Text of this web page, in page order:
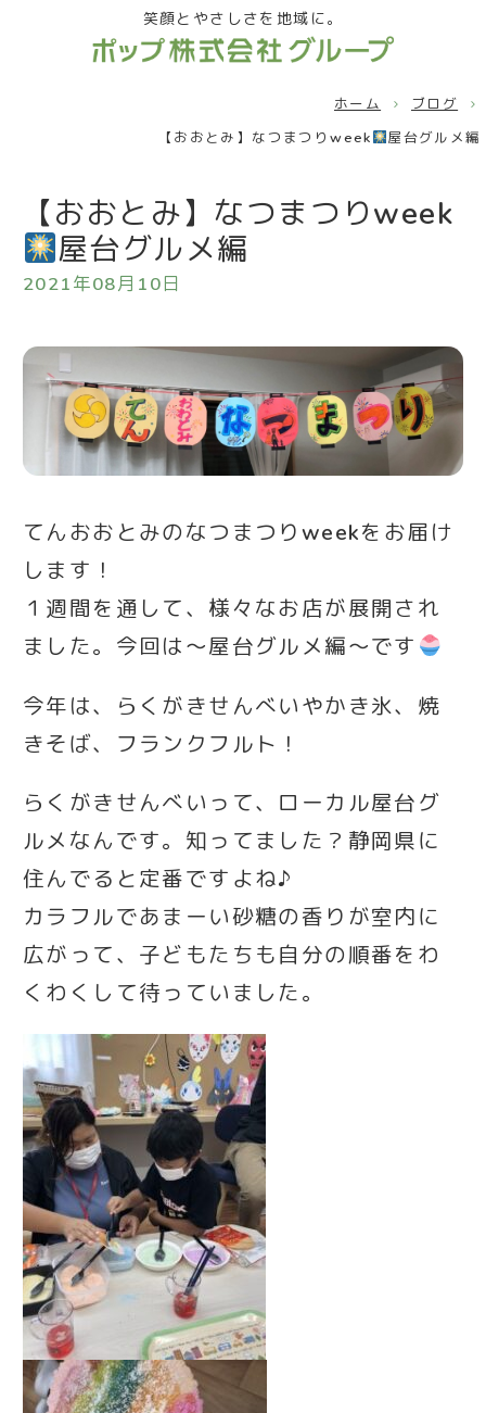
笑顔とやさしさを地域に。
ホーム
ブログ
【おおとみ】なつまつりweek
屋台グルメ編
【おおとみ】なつまつりweek
屋台グルメ編
2021年08月10日
てんおおとみのなつまつりweekをお届け
します！
１週間を通して、様々なお店が展開され
ました。今回は～屋台グルメ編～です
今年は、らくがきせんべいやかき氷、焼
きそば、フランクフルト！
らくがきせんべいって、ローカル屋台グ
ルメなんです。知ってました？静岡県に
住んでると定番ですよね♪
カラフルであまーい砂糖の香りが室内に
広がって、子どもたちも自分の順番をわ
くわくして待っていました。